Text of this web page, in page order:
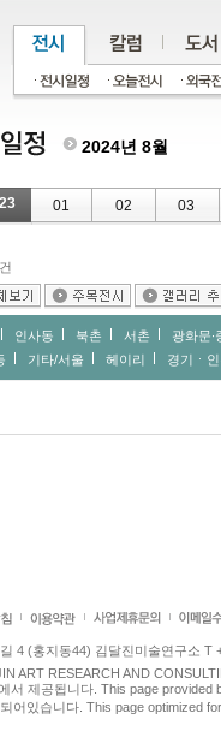
2024년 8월
01 02 03
건
인사동 북촌 서촌
광화문∙
기타/서울 헤이리 경기ㆍ
4 (홍지동44) 김달진미술연구소 T
ART RESEARCH AND
서 제공됩니다. This page provided
어있습니다. This page optimized